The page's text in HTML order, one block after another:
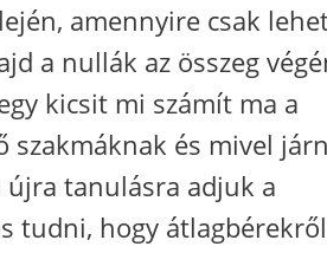
amennyire csak
a nullák az összeg
kicsit mi számít ma a
szakmáknak és mivel
újra tanulásra adjuk a
tudni, hogy átlagbérekről